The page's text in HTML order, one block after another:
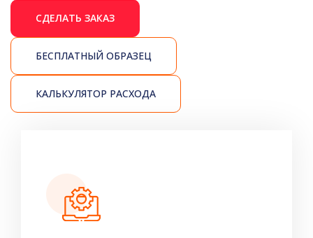
СДЕЛАТЬ ЗАКАЗ
БЕСПЛАТНЫЙ ОБРАЗЕЦ
КАЛЬКУЛЯТОР РАСХОДА